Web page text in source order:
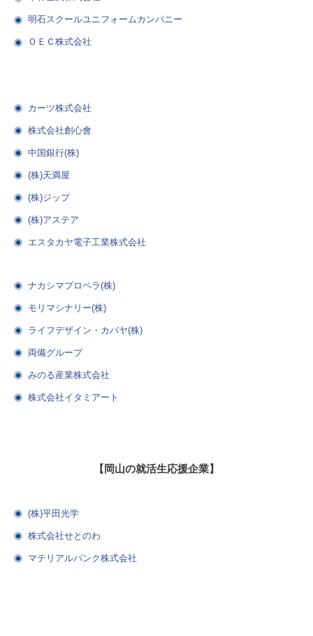
明石スクールユニフォームカンパニー
ＯＥＣ株式会社
カーツ株式会社
株式会社創心會
中国銀行(株)
(株)天満屋
(株)ジップ
(株)アステア
エスタカヤ電子工業株式会社
ナカシマプロペラ(株)
モリマシナリー(株)
ライフデザイン・カバヤ(株)
両備グループ
みのる産業株式会社
株式会社イタミアート
【岡山の就活生応援企業】
(株)平田光学
株式会社せとのわ
マテリアルバンク株式会社